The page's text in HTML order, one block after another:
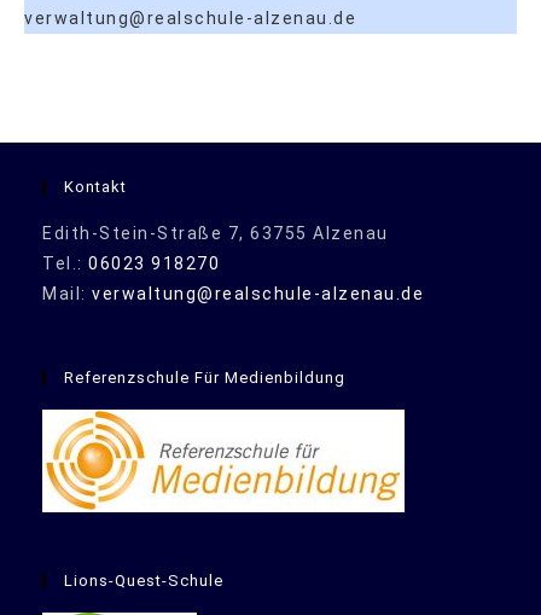
verwaltung@realschule-alzenau.de
Kontakt
Edith-Stein-Straße 7, 63755 Alzenau
Tel.: 06023 918270
Mail: verwaltung@realschule-alzenau.de
Referenzschule Für Medienbildung
Lions-Quest-Schule